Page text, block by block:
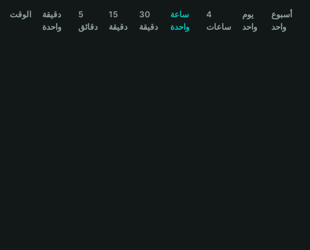
বাংলাالوقت
دقيقة
واحدة
5
دقائق
15
دقيقة
30
دقيقة
ساعة
واحدة
4
ساعات
يوم
واحد
أسبوع
واحد